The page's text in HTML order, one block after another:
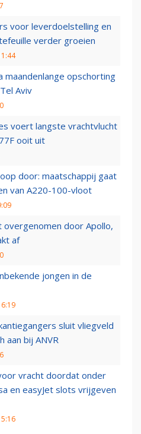
voor leverdoelstelling en
verder groeien
maandenlange opschorting
Aviv
voert langste vrachtvlucht
ooit uit
door: maatschappij gaat
van A220-100-vloot
overgenomen door Apollo,
af
jongen in de
sluit vliegveld
aan bij ANVR
vracht doordat onder
en easyJet slots vrijgeven